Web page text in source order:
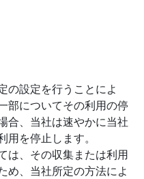
の設定を行うことによ
部についてその利用の停
合、当社は速やかに当社
を停止します。
は、その収集または利用
め、当社所定の方法によ